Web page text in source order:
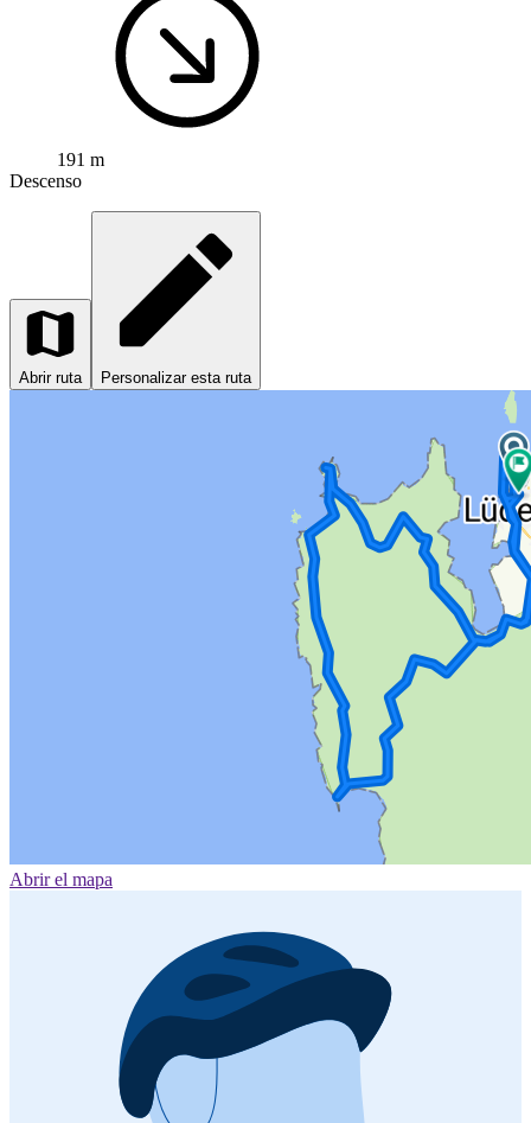
191 m
Descenso
Abrir ruta Personalizar esta ruta
Abrir el mapa